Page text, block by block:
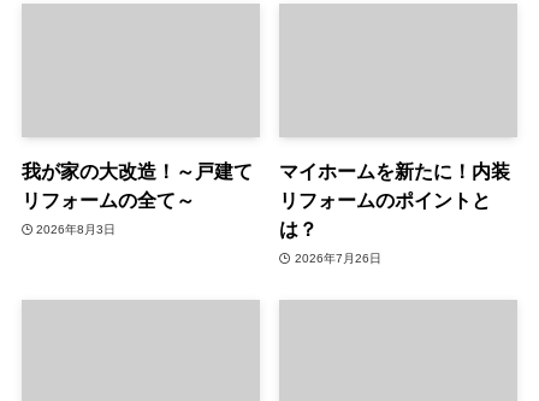
我が家の大改造！～戸建て
リフォームの全て～
2026年8月3日
マイホームを新たに！内装
リフォームのポイントと
は？
2026年7月26日